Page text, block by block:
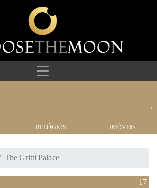
RELÓGIOS IMÓVEIS
The Gritti Palace
17